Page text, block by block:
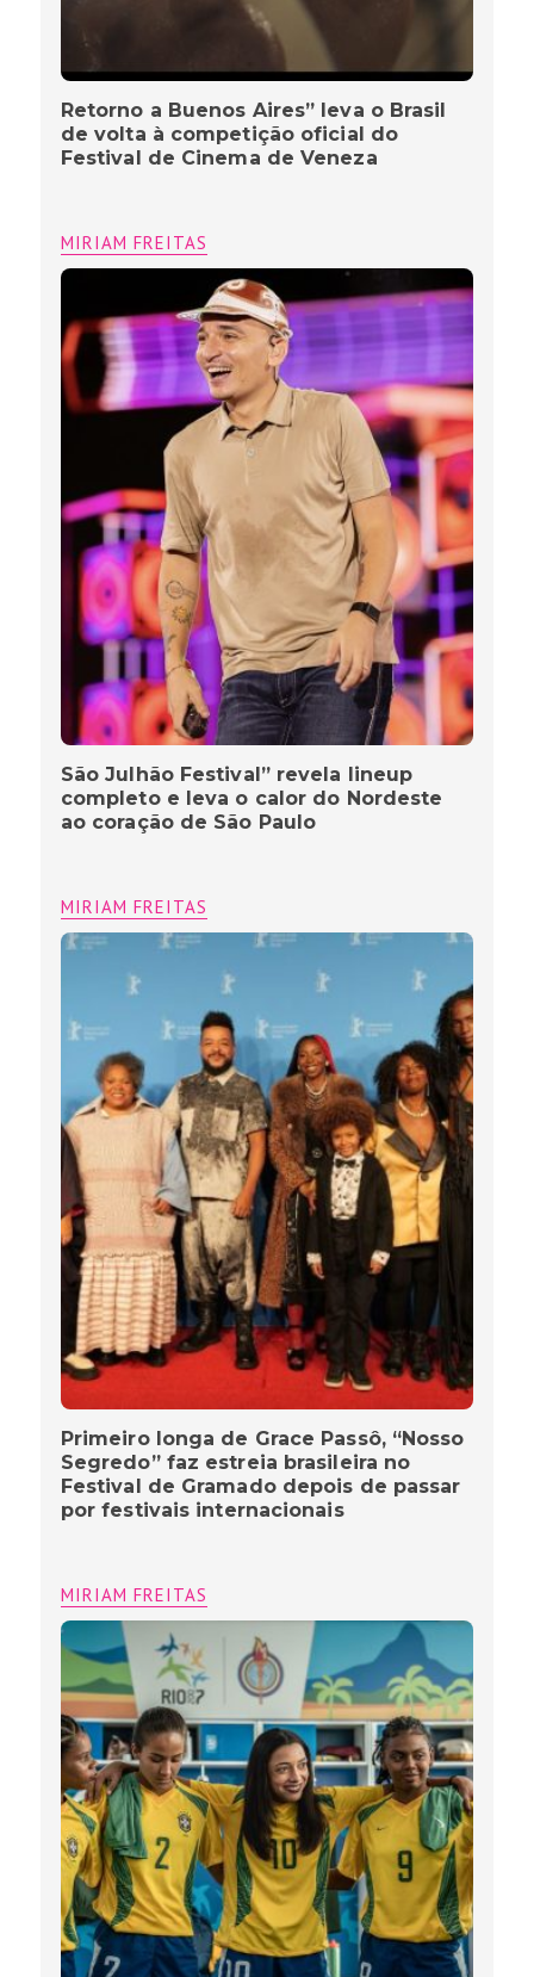
Retorno a Buenos Aires” leva o Brasil
de volta à competição oficial do
Festival de Cinema de Veneza
MIRIAM FREITAS
São Julhão Festival” revela lineup
completo e leva o calor do Nordeste
ao coração de São Paulo
MIRIAM FREITAS
Primeiro longa de Grace Passô, “Nosso
Segredo” faz estreia brasileira no
Festival de Gramado depois de passar
por festivais internacionais
MIRIAM FREITAS